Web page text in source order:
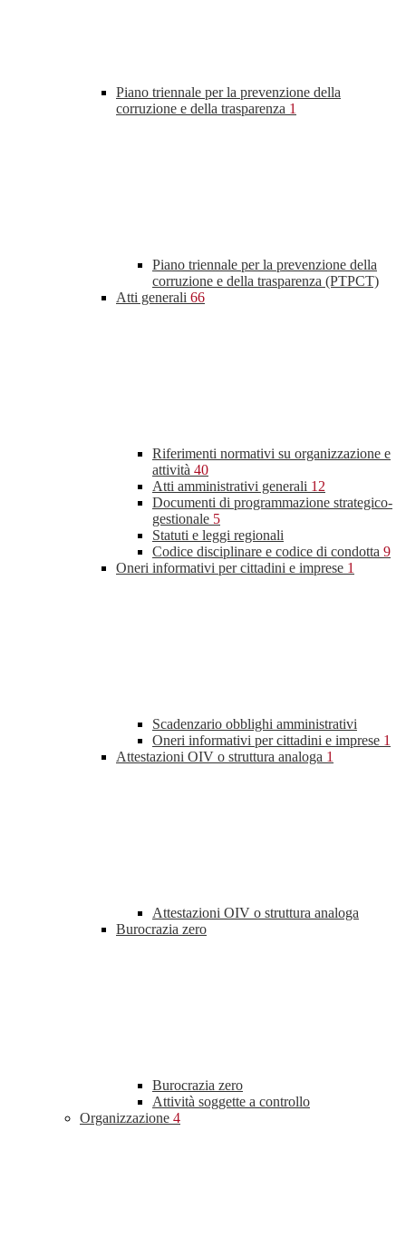
Piano triennale per la prevenzione della
corruzione e della trasparenza 1
Piano triennale per la prevenzione della
corruzione e della trasparenza (PTPCT)
Atti generali 66
Riferimenti normativi su organizzazione e
attività 40
Atti amministrativi generali 12
Documenti di programmazione strategico-
gestionale 5
Statuti e leggi regionali
Codice disciplinare e codice di condotta 9
Oneri informativi per cittadini e imprese 1
Scadenzario obblighi amministrativi
Oneri informativi per cittadini e imprese 1
Attestazioni OIV o struttura analoga 1
Attestazioni OIV o struttura analoga
Burocrazia zero
Burocrazia zero
Attività soggette a controllo
Organizzazione 4